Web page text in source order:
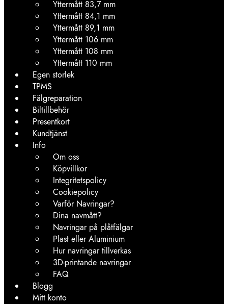
Yttermått 83,7 mm
Yttermått 84,1 mm
Yttermått 89,1 mm
Yttermått 106 mm
Yttermått 108 mm
Yttermått 110 mm
Egen storlek
TPMS
Fälgreparation
Biltillbehör
Presentkort
Kundtjänst
Info
Om oss
Köpvillkor
Integritetspolicy
Cookiepolicy
Varför Navringar?
Dina navmått?
Navringar på plåtfälgar
Plast eller Aluminium
Hur navringar tillverkas
3D-printande navringar
FAQ
Blogg
Mitt konto